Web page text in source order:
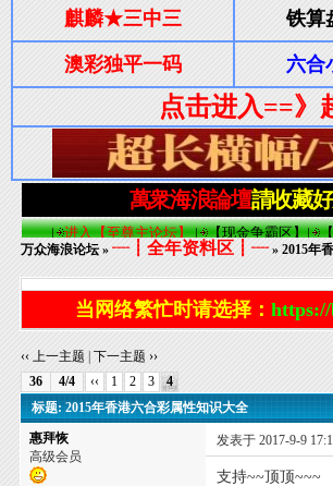
万众海浪论坛 »┈┋全年资料区┋┈» 2015年
当网络繁忙时请选择： https://
‹‹ 上一主题 |下一主题 ››
36
4/4 ‹‹ 1 2 3
4
标题: 2015年香港六合彩属性知识大全
惠拜恢
高级会员
发表于 2017-9-9
支持~~顶顶~~~